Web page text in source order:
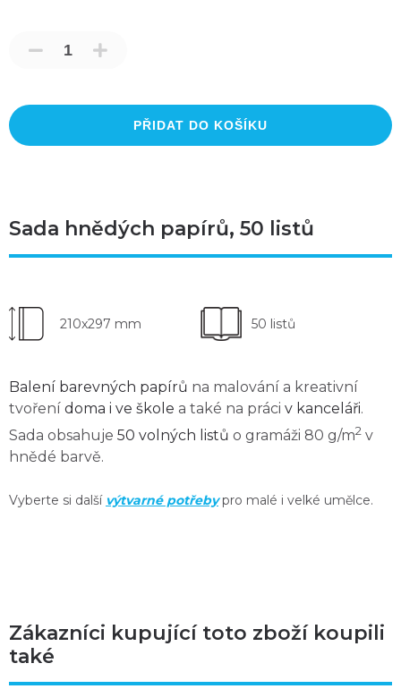
PŘIDAT DO KOŠÍKU
Sada hnědých papírů, 50 listů
210x297 mm 50 listů
Balení barevných papírů na malování a kreativní
tvoření doma i ve škole a také na práci v kanceláři.
Sada obsahuje 50 volných listů o gramáži 80 g/m2 v
hnědé barvě.
Vyberte si další výtvarné potřebypro malé i velké umělce.
Zákazníci kupující toto zboží koupili
také